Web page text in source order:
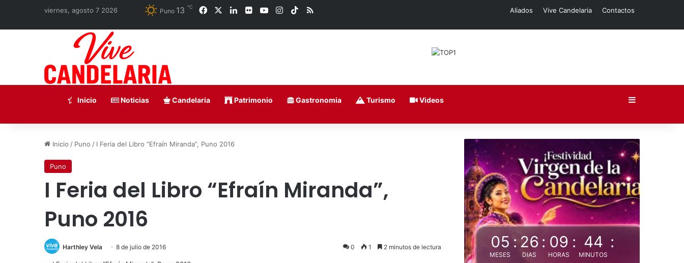
viernes, agosto 7 2026 Puno 13 ℃ Facebook LinkedIn
Flickr YouTubeInstagram
TikTokRSS Aliados Vive Candelaria Contactos
Inicio Noticias Candelaria Patrimonio Gastronomia Turismo Videos
Inicio / Puno / I Feria del Libro “Efraín Miranda”, Puno 2016
Puno
I Feria del Libro “Efraín Miranda”,
Puno 2016
Harthley Vela 8 de julio de 2016 0 1 2 minutos de lectura 05
MESES
: 26
DIAS
: 09
HORAS
: 44
MINUTOS
: